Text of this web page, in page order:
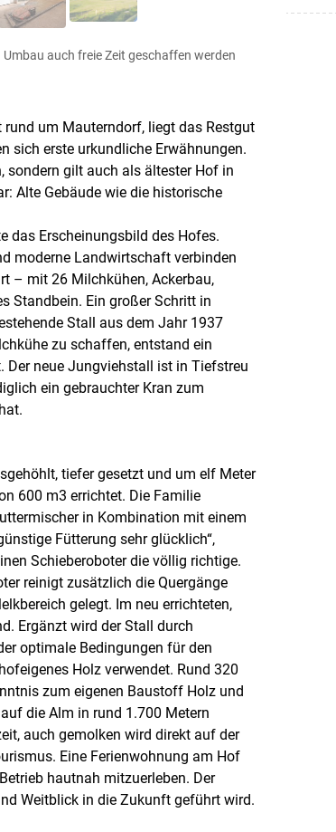
auch freie Zeit geschaffen werden
um Mauterndorf, liegt das Restgut
sich erste urkundliche Erwähnungen.
sondern gilt auch als ältester Hof in
Alte Gebäude wie die historische
das Erscheinungsbild des Hofes.
moderne Landwirtschaft verbinden
– mit 26 Milchkühen, Ackerbau,
Standbein. Ein großer Schritt in
Stall aus dem Jahr 1937
zu schaffen, entstand ein
Der neue Jungviehstall ist in Tiefstreu
ein gebrauchter Kran zum
tiefer gesetzt und um elf Meter
600 m3 errichtet. Die Familie
in Kombination mit einem
Fütterung sehr glücklich“,
Schieberoboter die völlig richtige.
reinigt zusätzlich die Quergänge
gelegt. Im neu errichteten,
Ergänzt wird der Stall durch
optimale Bedingungen für den
Holz verwendet. Rund 320
zum eigenen Baustoff Holz und
die Alm in rund 1.700 Metern
auch gemolken wird direkt auf der
Eine Ferienwohnung am Hof
hautnah mitzuerleben. Der
Weitblick in die Zukunft geführt wird.